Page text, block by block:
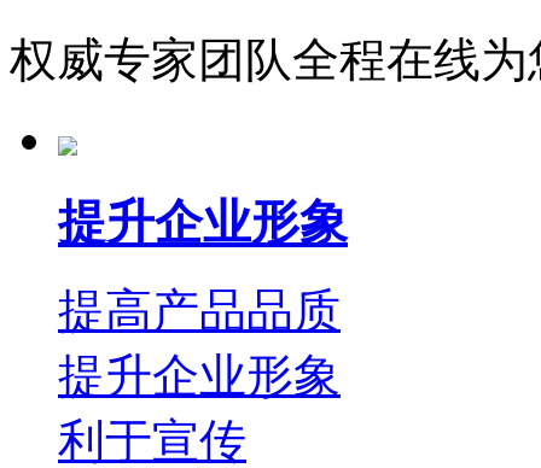
权威专家团队全程在线
提升企业形象
提高产品品质
提升企业形象
利于宣传